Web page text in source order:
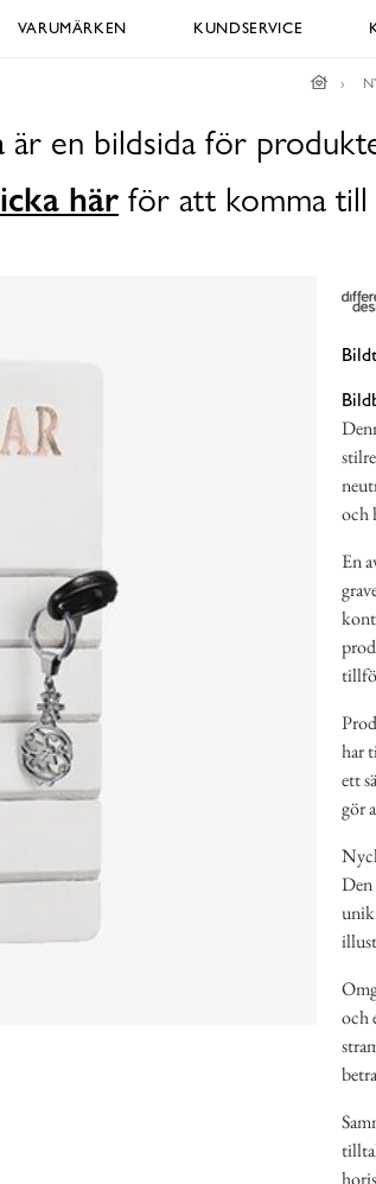
VARUMÄRKEN KUNDSERVICE
är en bildsida för
här för att komma till
och
En
har
ett
gör
Den
och